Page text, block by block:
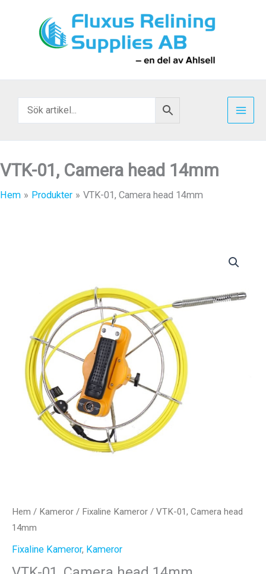
VTK-01, Camera head 14mm
Hem Produkter VTK-01, Camera head 14mm
Hem / Kameror / Fixaline Kameror / VTK-01, Camera head
14mm
Fixaline Kameror, Kameror